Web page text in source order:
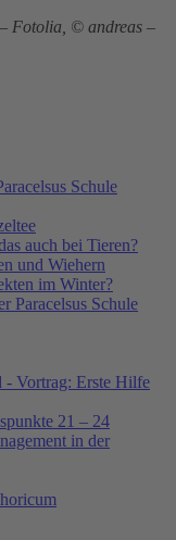
Fotolia, © andreas –
Schule
auch bei Tieren?
und Wiehern
im Winter?
Paracelsus Schule
- Vortrag: Erste Hilfe
21 – 24
in der